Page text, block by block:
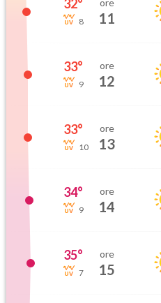
32°
8 11
33°
9
ore
12
33°
10
ore
13
34°
9
ore
14
35°
7
ore
15